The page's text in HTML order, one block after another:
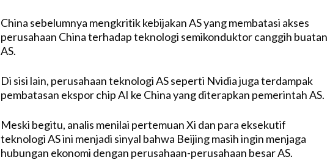
China sebelumnya mengkritik kebijakan AS yang membatasi akses
perusahaan China terhadap teknologi semikonduktor canggih buatan
AS.
Di sisi lain, perusahaan teknologi AS seperti Nvidia juga terdampak
pembatasan ekspor chip AI ke China yang diterapkan pemerintah AS.
Meski begitu, analis menilai pertemuan Xi dan para eksekutif
teknologi AS ini menjadi sinyal bahwa Beijing masih ingin menjaga
hubungan ekonomi dengan perusahaan-perusahaan besar AS.